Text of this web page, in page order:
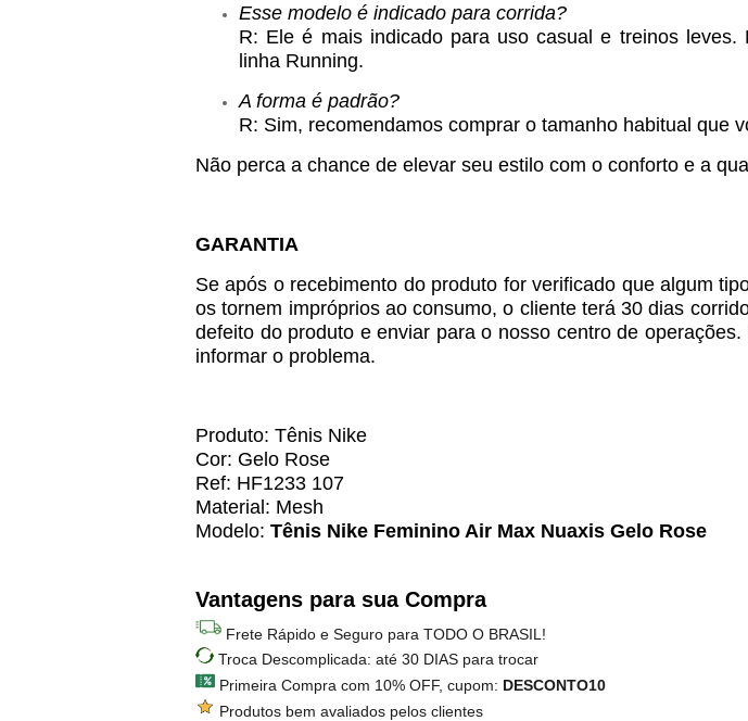
Esse modelo é indicado para corrida?
R: Ele é mais indicado para uso casual e treinos
linha Running.
A forma é padrão?
R: Sim, recomendamos comprar o tamanho habitual que
Não perca a chance de elevar seu estilo com o conforto e a
GARANTIA
Se após o recebimento do produto for verificado que algum
os tornem impróprios ao consumo, o cliente terá 30 dias
defeito do produto e enviar para o nosso centro de
informar o problema.
Produto: Tênis Nike
Cor: Gelo Rose
Ref: HF1233 107
Material: Mesh
Modelo: Tênis Nike Feminino Air Max Nuaxis Gelo Rose
Vantagens para sua Compra
Frete Rápido e Seguro para TODO O BRASIL!
Troca Descomplicada: até 30 DIAS para trocar
Primeira Compra com 10% OFF, cupom: DESCONTO10
Produtos bem avaliados pelos clientes